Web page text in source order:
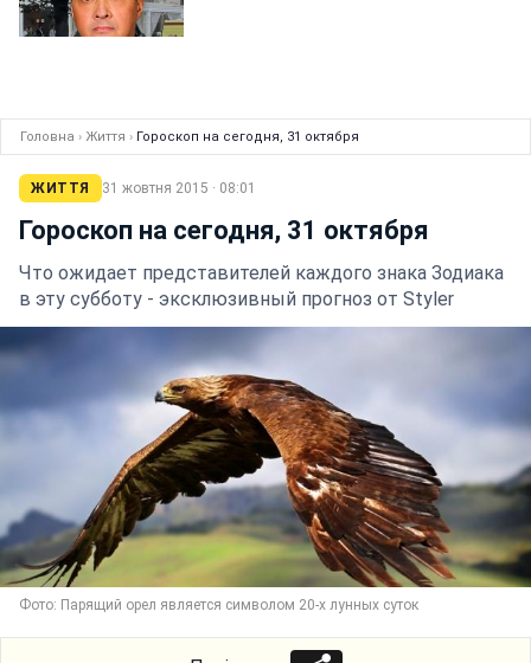
Головна › Життя › Гороскоп на сегодня, 31 октября
ЖИТТЯ 31 жовтня 2015 · 08:01
Гороскоп на сегодня, 31 октября
Что ожидает представителей каждого знака Зодиака
в эту субботу - эксклюзивный прогноз от Styler
Фото: Парящий орел является символом 20-х лунных суток